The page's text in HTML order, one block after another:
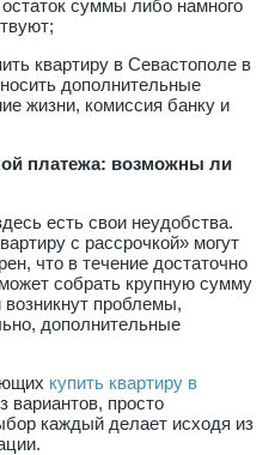
суммы либо намного
квартиру в Севастополе в
дополнительные
жизни, комиссия банку и
платежа: возможны ли
есть свои неудобства.
с рассрочкой» могут
что в течение достаточно
собрать крупную сумму
проблемы,
дополнительные
купить квартиру в
вариантов, просто
каждый делает исходя из